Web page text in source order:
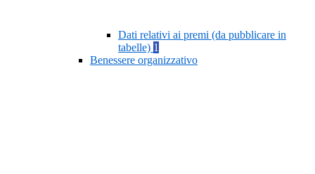
Dati relativi ai premi (da pubblicare in
tabelle) 1
Benessere organizzativo